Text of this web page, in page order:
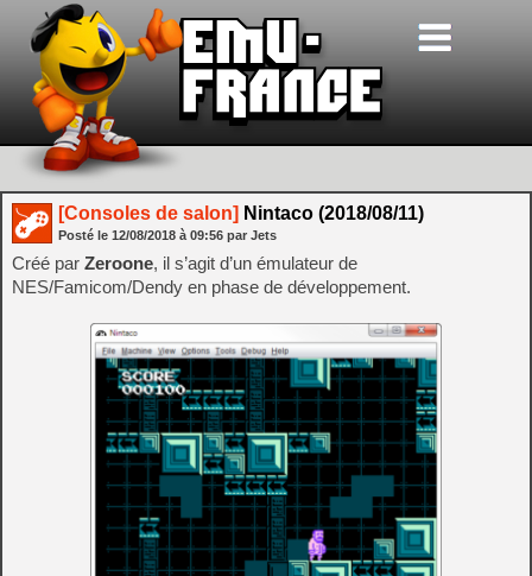
[Consoles de salon] Nintaco (2018/08/11)
Posté le 12/08/2018 à 09:56 par Jets
Créé par Zeroone, il s’agit d’un émulateur de
NES/Famicom/Dendy en phase de développement.